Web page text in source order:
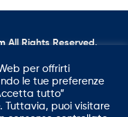
All Rights Reserved.
per offrirti
le tue preferenze
tutto”
Tuttavia, puoi visitare